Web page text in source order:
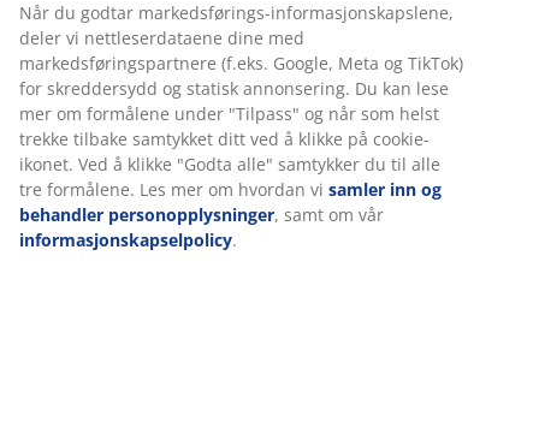
Når du godtar markedsførings-informasjonskapslene,
deler vi nettleserdataene dine med
markedsføringspartnere (f.eks. Google, Meta og TikTok)
for skreddersydd og statisk annonsering. Du kan lese
mer om formålene under "Tilpass" og når som helst
trekke tilbake samtykket ditt ved å klikke på cookie-
ikonet. Ved å klikke "Godta alle" samtykker du til alle
tre formålene. Les mer om hvordan vi samler inn og
behandler personopplysninger, samt om vår
informasjonskapselpolicy.